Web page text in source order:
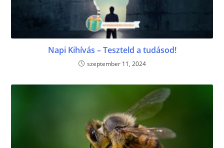
Napi Kihívás – Teszteld a tudásod!
szeptember 11, 2024